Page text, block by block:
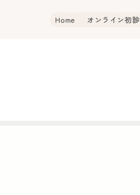
Home オンライン初診